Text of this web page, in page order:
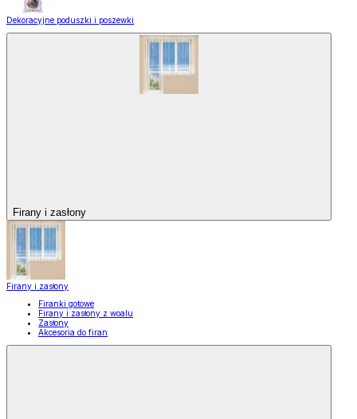
Dekoracyjne poduszki i poszewki
Firany i zasłony
Firany i zasłony
Firanki gotowe
Firany i zasłony z woalu
Zasłony
Akcesoria do firan